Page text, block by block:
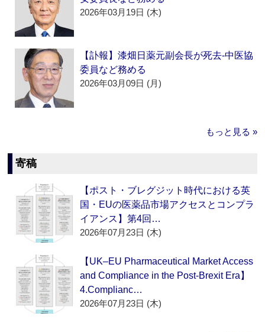
2026年03月19日 (木)
【訃報】漆畑日薬元副会長が死去‐中医協
委員など務める
2026年03月09日 (月)
もっと見る »
寄稿
【ポスト・ブレグジット時代における英
国・EUの医薬品市場アクセスとコンプラ
イアンス】第4回…
2026年07月23日 (木)
【UK–EU Pharmaceutical Market Access
and Compliance in the Post-Brexit Era】
4.Complianc…
2026年07月23日 (木)